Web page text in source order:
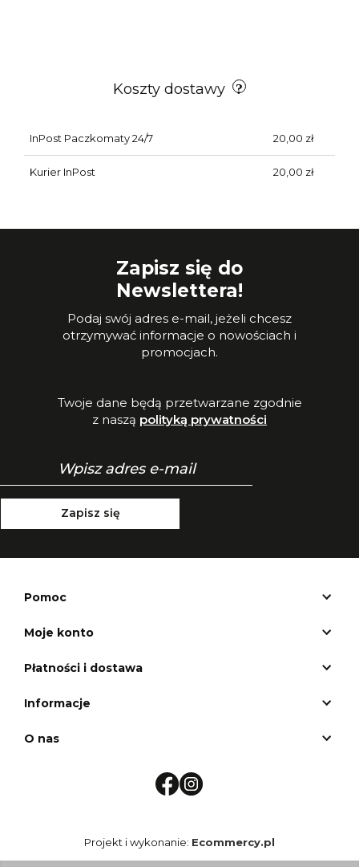
Koszty dostawy
InPost Paczkomaty 24/7 20,00 zł
Kurier InPost 20,00 zł
Zapisz się do
Newslettera!
Podaj swój adres e-mail, jeżeli chcesz
otrzymywać informacje o nowościach i
promocjach.
Twoje dane będą przetwarzane zgodnie
z naszą polityką prywatności
Zapisz się
Pomoc
Moje konto
Płatności i dostawa
Informacje
O nas
Projekt i wykonanie: Ecommercy.pl